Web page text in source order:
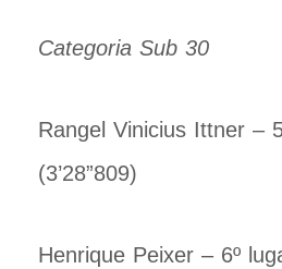
Categoria Sub 30
Rangel Vinicius Ittner –
(3’28”809)
Henrique Peixer – 6º